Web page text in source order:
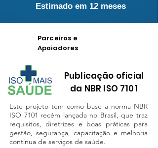
Estimado em 12 meses
Parceiros e
Apoiadores
Publicação oficial
da NBR ISO 7101
Este projeto tem como base a norma NBR
ISO 7101 recém lançada no Brasil, que traz
requisitos, diretrizes e boas práticas para
gestão, segurança, capacitação e melhoria
contínua de serviços de saúde.